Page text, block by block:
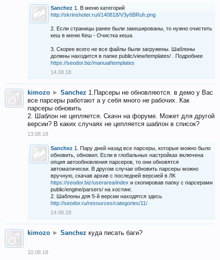
Sanchez 1. В меню категорий
http://skrinshoter.ru/i/140818/V3y6BRuh.png
2. Если страницы ранее были закешированы, то нужно очистить
кеш в меню Кеш - Очистка кеша.
3. Скорее всего не все файлы были загружены. Шаблоны
должны находится в папке public/view/templates/ . Подробнее
https://seodor.biz/manual/templates
14.08.18
kimozo ► Sanchez 1.Парсеры не обновляются. в демо у Вас
все парсеры работают а у себя много не рабочих. Как
парсеры обновить
2. Шаблон не цепляется. Скачн на форуме. Может для другой
версии? В каких случаях не цепляется шаблон в список?
13.08.18
Sanchez 1. Пару дней назад все парсеры, которые можно было
обновить, обновил. Если в глобальных настройках включена
опция автообновления парсеров, то они обновятся
автоматически. В другом случае обновить парсеры можно
вручную, скачав архив с последней версией в ЛК
https://seodor.biz/userarea/index и скопировав папку с парсерами
public/engine/parsers/ на хостинг.
2. Шаблоны для 5-й версии находятся здесь
http://seodor.ru/resources/categories/11/
14.08.18
kimozo ► Sanchez куда писать баги?
10.08.18